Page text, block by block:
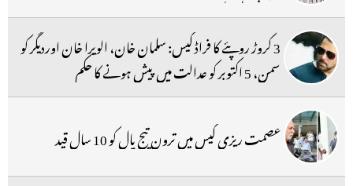
3 کروڑ روپئے کا فراڈ کیس: سلمان خان، الویرا خان اوردیگر کو
سمن، 5 اکتوبر کو عدالت میں پیش ہونے کا حکم
عصمت ریزی کیس میں ترون تیج پال کو 10 سال قید